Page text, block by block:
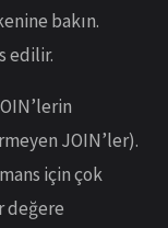
bakın.
edilir.
JOIN’ler).
için çok
değere